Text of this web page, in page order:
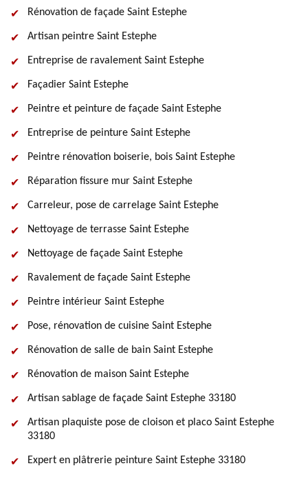
Rénovation de façade Saint Estephe
Artisan peintre Saint Estephe
Entreprise de ravalement Saint Estephe
Façadier Saint Estephe
Peintre et peinture de façade Saint Estephe
Entreprise de peinture Saint Estephe
Peintre rénovation boiserie, bois Saint Estephe
Réparation fissure mur Saint Estephe
Carreleur, pose de carrelage Saint Estephe
Nettoyage de terrasse Saint Estephe
Nettoyage de façade Saint Estephe
Ravalement de façade Saint Estephe
Peintre intérieur Saint Estephe
Pose, rénovation de cuisine Saint Estephe
Rénovation de salle de bain Saint Estephe
Rénovation de maison Saint Estephe
Artisan sablage de façade Saint Estephe 33180
Artisan plaquiste pose de cloison et placo Saint Estephe
33180
Expert en plâtrerie peinture Saint Estephe 33180